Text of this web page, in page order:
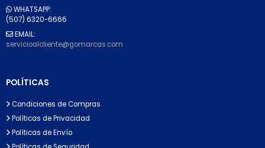
WHATSAPP:
(507) 6320-6666
EMAIL:
servicioalcliente@gomarcas.com
POLÍTICAS
Condiciones de Compras
Políticas de Privacidad
Políticas de Envío